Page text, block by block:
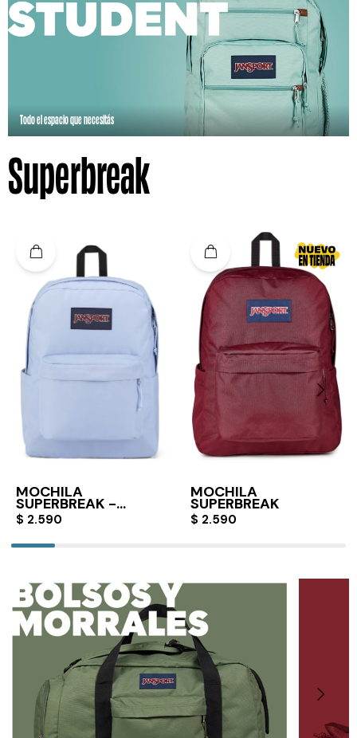
Todo el espacio que necesitás
Superbreak
MOCHILA
SUPERBREAK -
HYDRANGEA
$ 2.590
MOCHILA
SUPERBREAK
$ 2.590